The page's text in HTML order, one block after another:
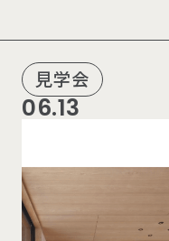
見学会
06.13